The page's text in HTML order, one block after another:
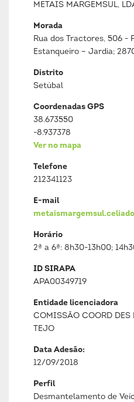
METAIS MARGEMSUL,
Morada
Rua dos Tractores, 506 -
Estanqueiro – Jardia;
Distrito
Setúbal
Coordenadas GPS
38.673550
-8.937378
Ver no mapa
Telefone
212341123
E-mail
Horário
2ª a 6ª: 8h30-13h00;
ID SIRAPA
APA00349719
Entidade licenciadora
COMISSÃO COORD DES
TEJO
Data Adesão:
12/09/2018
Perfil
Desmantelamento de